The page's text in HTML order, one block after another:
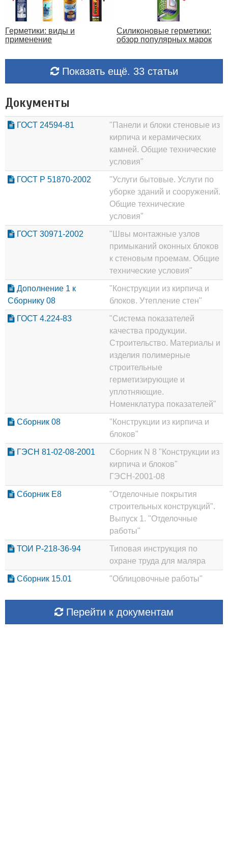
Герметики: виды и
применение
Силиконовые герметики:
обзор популярных марок
Показать ещё. 33 статьи
Документы
ГОСТ 24594-81
"Панели и блоки стеновые из
кирпича и керамических
камней. Общие технические
условия"
ГОСТ Р 51870-2002
"Услуги бытовые. Услуги по
уборке зданий и сооружений.
Общие технические
условия"
ГОСТ 30971-2002
"Швы монтажные узлов
примыканий оконных блоков
к стеновым проемам. Общие
технические условия"
Дополнение 1 к
Сборнику 08
"Конструкции из кирпича и
блоков. Утепление стен"
ГОСТ 4.224-83
"Система показателей
качества продукции.
Строительство. Материалы и
изделия полимерные
строительные
герметизирующие и
уплотняющие.
Номенклатура показателей"
Сборник 08
"Конструкции из кирпича и
блоков"
ГЭСН 81-02-08-2001
Сборник N 8 "Конструкции из
кирпича и блоков"
ГЭСН-2001-08
Сборник Е8
"Отделочные покрытия
строительных конструкций".
Выпуск 1. "Отделочные
работы"
ТОИ Р-218-36-94
Типовая инструкция по
охране труда для маляра
Сборник 15.01 "Облицовочные работы"
Перейти к документам